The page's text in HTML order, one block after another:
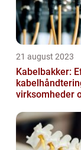
21 august 2023
Kabelbakker:
virksomheder